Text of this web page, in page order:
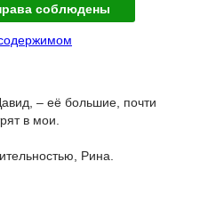
соблюдены
– её большие, почти
в мои.
Рина.